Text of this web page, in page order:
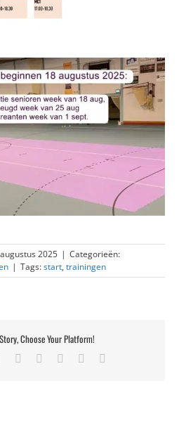
2025 | Categorieën:
| Tags:start, trainingen
Choose Your Platform!
Reddit LinkedIn
TumblrPinterest